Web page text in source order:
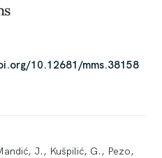
10.12681/mms.38158
J., Kušpilić, G., Pezo,